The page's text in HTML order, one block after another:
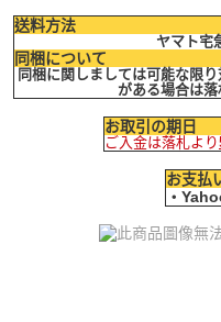
送料方法
ヤマト宅
同梱について
同梱に関しましては可能な限
がある場合は
お取引の期日
ご入金は落札より
お支払
・